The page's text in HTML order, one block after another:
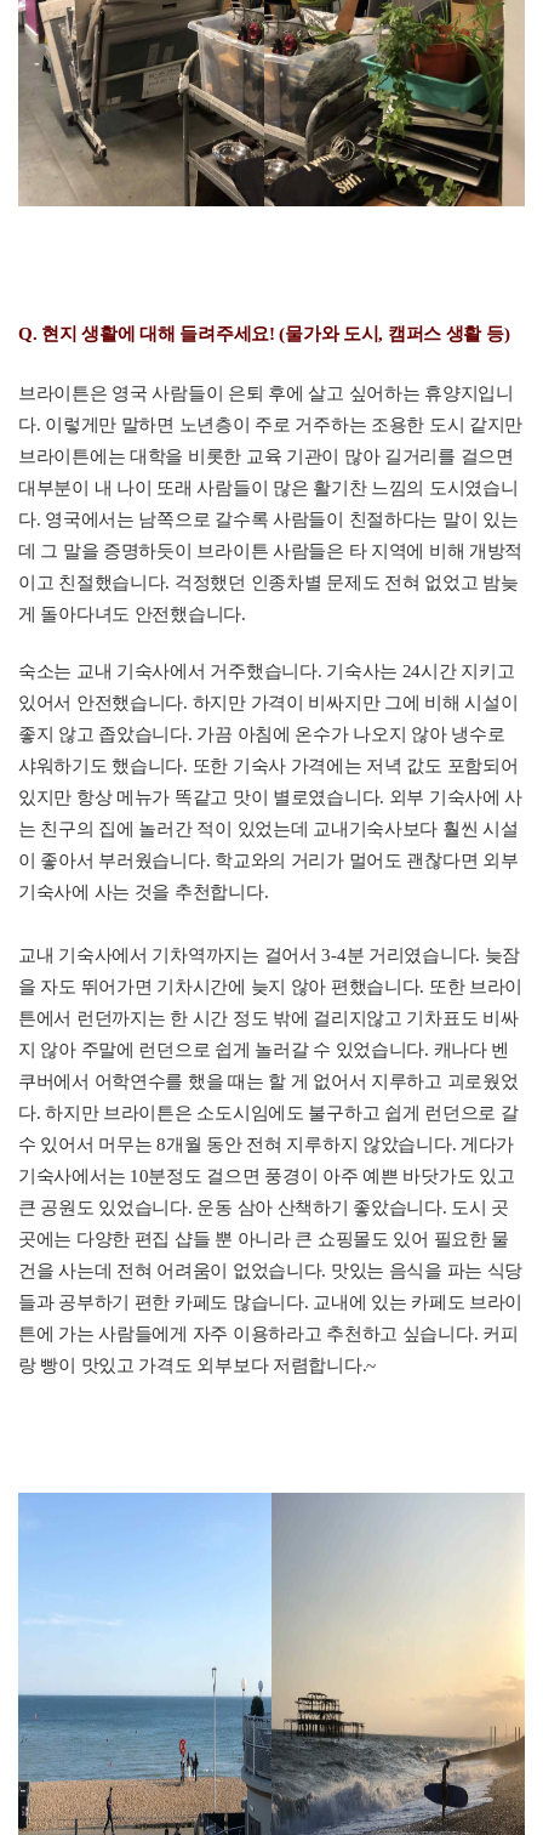
Q. 현지 생활에 대해 들려주세요! (물가와 도시, 캠퍼스 생활 등)
브라이튼은 영국 사람들이 은퇴 후에 살고 싶어하는 휴양지입니
다. 이렇게만 말하면 노년층이 주로 거주하는 조용한 도시 같지만
브라이튼에는 대학을 비롯한 교육 기관이 많아 길거리를 걸으면
대부분이 내 나이 또래 사람들이 많은 활기찬 느낌의 도시였습니
다. 영국에서는 남쪽으로 갈수록 사람들이 친절하다는 말이 있는
데 그 말을 증명하듯이 브라이튼 사람들은 타 지역에 비해 개방적
이고 친절했습니다. 걱정했던 인종차별 문제도 전혀 없었고 밤늦
게 돌아다녀도 안전했습니다.
숙소는 교내 기숙사에서 거주했습니다. 기숙사는 24시간 지키고
있어서 안전했습니다. 하지만 가격이 비싸지만 그에 비해 시설이
좋지 않고 좁았습니다. 가끔 아침에 온수가 나오지 않아 냉수로
샤워하기도 했습니다. 또한 기숙사 가격에는 저녁 값도 포함되어
있지만 항상 메뉴가 똑같고 맛이 별로였습니다. 외부 기숙사에 사
는 친구의 집에 놀러간 적이 있었는데 교내기숙사보다 훨씬 시설
이 좋아서 부러웠습니다. 학교와의 거리가 멀어도 괜찮다면 외부
기숙사에 사는 것을 추천합니다.
교내 기숙사에서 기차역까지는 걸어서 3-4분 거리였습니다. 늦잠
을 자도 뛰어가면 기차시간에 늦지 않아 편했습니다. 또한 브라이
튼에서 런던까지는 한 시간 정도 밖에 걸리지않고 기차표도 비싸
지 않아 주말에 런던으로 쉽게 놀러갈 수 있었습니다. 캐나다 벤
쿠버에서 어학연수를 했을 때는 할 게 없어서 지루하고 괴로웠었
다. 하지만 브라이튼은 소도시임에도 불구하고 쉽게 런던으로 갈
수 있어서 머무는 8개월 동안 전혀 지루하지 않았습니다. 게다가
기숙사에서는 10분정도 걸으면 풍경이 아주 예쁜 바닷가도 있고
큰 공원도 있었습니다. 운동 삼아 산책하기 좋았습니다. 도시 곳
곳에는 다양한 편집 샵들 뿐 아니라 큰 쇼핑몰도 있어 필요한 물
건을 사는데 전혀 어려움이 없었습니다. 맛있는 음식을 파는 식당
들과 공부하기 편한 카페도 많습니다. 교내에 있는 카페도 브라이
튼에 가는 사람들에게 자주 이용하라고 추천하고 싶습니다. 커피
랑 빵이 맛있고 가격도 외부보다 저렴합니다.~